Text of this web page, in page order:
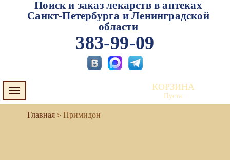
Поиск и заказ лекарств в аптеках
Санкт-Петербурга и Ленинградской
области
383-99-09
Toggle
navigation
КОРЗИНА
Пуста
Примидон